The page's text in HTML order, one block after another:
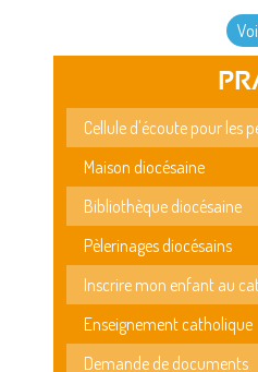
Cellule d'écoute pour les
Maison diocésaine
Bibliothèque diocésaine
Pèlerinages diocésains
Inscrire mon enfant au
Enseignement catholique
Demande de documents